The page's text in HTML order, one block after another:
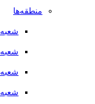
منطقه‌ها